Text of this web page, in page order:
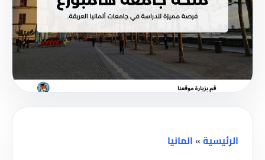
الرئيسية»المانيا